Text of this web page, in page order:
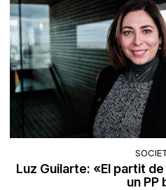
Luz Guilarte: «El partit
un PP